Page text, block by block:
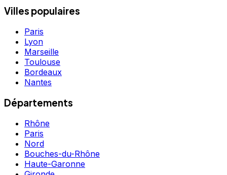
Villes populaires
Paris
Lyon
Marseille
Toulouse
Bordeaux
Nantes
Départements
Rhône
Paris
Nord
Bouches-du-Rhône
Haute-Garonne